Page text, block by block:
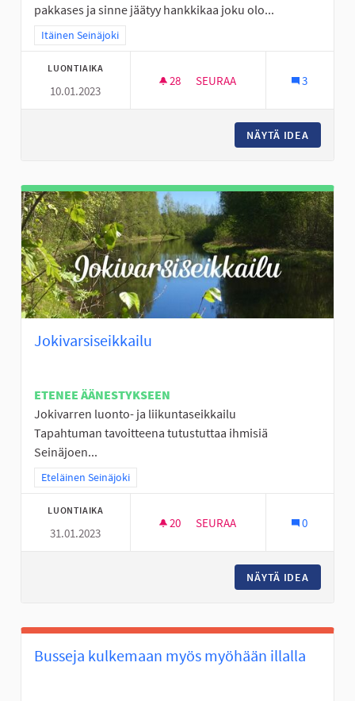
pakkases ja sinne jäätyy hankkikaa joku olo...
Rajaa tulokset teeman mukaan: Itäinen Seinäjoki
Itäinen Seinäjoki
LUONTIAIKA
10.01.2023
28 28 SEURAAJAA
SEURAA 3
NÄYTÄ IDEA
Jokivarsiseikkailu
ETENEE ÄÄNESTYKSEEN
Jokivarren luonto- ja liikuntaseikkailu
Tapahtuman tavoitteena tutustuttaa ihmisiä
Seinäjoen...
Rajaa tulokset teeman mukaan: Eteläinen Seinäjoki
Eteläinen Seinäjoki
LUONTIAIKA
31.01.2023
20 20 SEURAAJAA
SEURAA 0
NÄYTÄ IDEA
Busseja kulkemaan myös myöhään illalla